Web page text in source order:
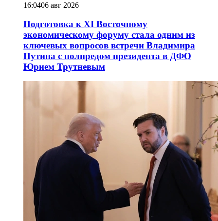
16:0406 авг 2026
Подготовка к XI Восточному
экономическому форуму стала одним из
ключевых вопросов встречи Владимира
Путина с полпредом президента в ДФО
Юрием Трутневым